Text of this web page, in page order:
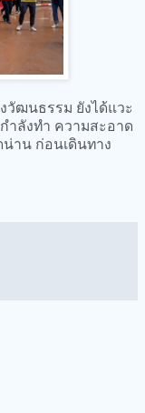
วัฒนธรรม ยังได้แวะ
ำลังทำ ความสะอาด
าน ก่อนเดินทาง